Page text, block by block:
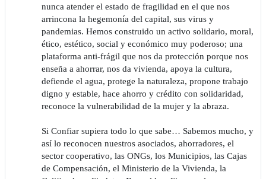
nunca atender el estado de fragilidad en el que nos
arrincona la hegemonía del capital, sus virus y
pandemias. Hemos construido un activo solidario, moral,
ético, estético, social y económico muy poderoso; una
plataforma anti-frágil que nos da protección porque nos
enseña a ahorrar, nos da vivienda, apoya la cultura,
defiende el agua, protege la naturaleza, propone trabajo
digno y estable, hace ahorro y crédito con solidaridad,
reconoce la vulnerabilidad de la mujer y la abraza.
Si Confiar supiera todo lo que sabe… Sabemos mucho, y
así lo reconocen nuestros asociados, ahorradores, el
sector cooperativo, las ONGs, los Municipios, las Cajas
de Compensación, el Ministerio de la Vivienda, la